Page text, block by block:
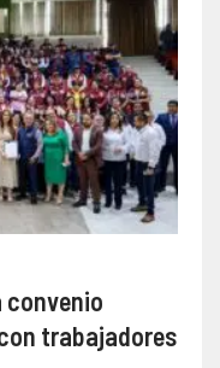
convenio
trabajadores